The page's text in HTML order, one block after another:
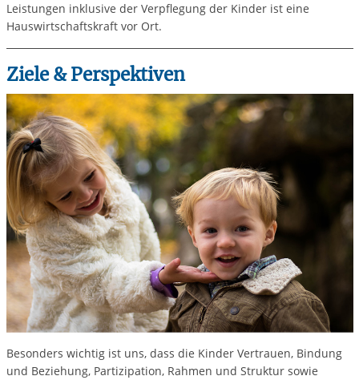
Leistungen inklusive der Verpflegung der Kinder ist eine
Hauswirtschaftskraft vor Ort.
Ziele & Perspektiven
Besonders wichtig ist uns, dass die Kinder Vertrauen, Bindung
und Beziehung, Partizipation, Rahmen und Struktur sowie